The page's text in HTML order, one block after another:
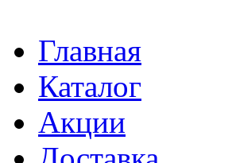
Главная
Каталог
Акции